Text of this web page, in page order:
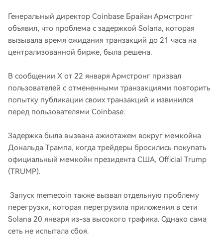
Генеральный директор Coinbase Брайан Армстронг
объявил, что проблема с задержкой Solana, которая
вызывала время ожидания транзакций до 21 часа на
централизованной бирже, была решена.
В сообщении X от 22 января Армстронг призвал
пользователей с отмененными транзакциями повторить
попытку публикации своих транзакций и извинился
перед пользователями Coinbase.
Задержка была вызвана ажиотажем вокруг мемкойна
Дональда Трампа, когда трейдеры бросились покупать
официальный мемкойн президента США, Official Trump
(TRUMP).
Запуск memecoin также вызвал отдельную проблему
перегрузки, которая перегрузила приложения в сети
Solana 20 января из-за высокого трафика. Однако сама
сеть не испытала сбоя.